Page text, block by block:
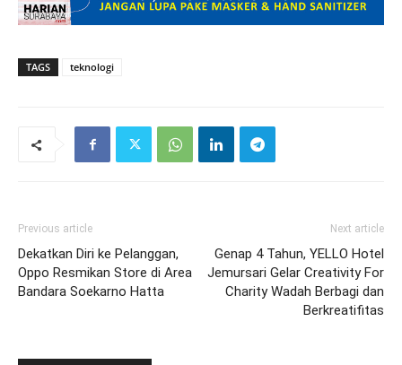
TAGS teknologi
Previous article
Dekatkan Diri ke Pelanggan,
Oppo Resmikan Store di Area
Bandara Soekarno Hatta
Next article
Genap 4 Tahun, YELLO Hotel
Jemursari Gelar Creativity For
Charity Wadah Berbagi dan
Berkreatifitas